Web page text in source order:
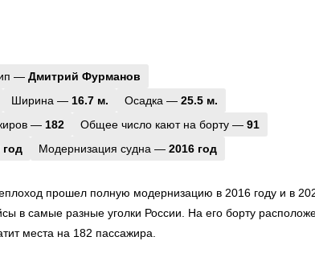
— Дмитрий Фурманов
Ширина — 16.7 м. Осадка — 25.5 м.
— 182 Общее число кают на борту — 91
год Модернизация судна — 2016 год
прошел полную модернизацию в 2016 году и в
в самые разные уголки России. На его борту
места на 182 пассажира.